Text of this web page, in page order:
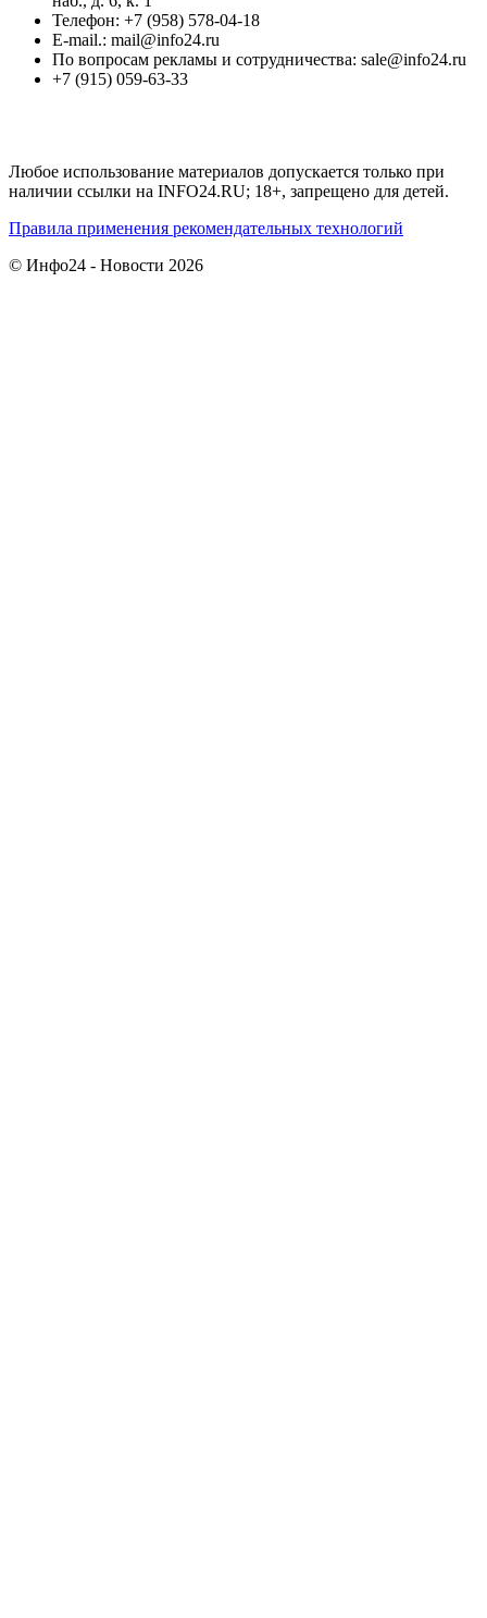
Телефон: +7 (958) 578-04-18
E-mail.: mail@info24.ru
По вопросам рекламы и сотрудничества: sale@info24.ru
+7 (915) 059-63-33
Любое использование материалов допускается только при
наличии ссылки на INFO24.RU; 18+, запрещено для детей.
Правила применения рекомендательных технологий
© Инфо24 - Новости 2026